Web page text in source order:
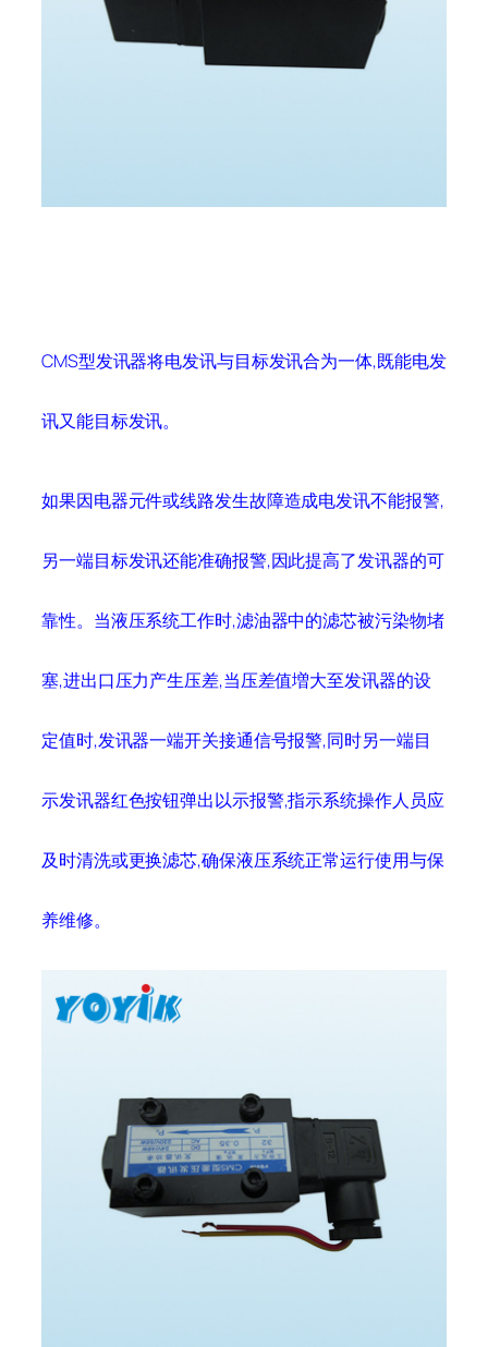
CMS型发讯器将电发讯与目标发讯合为一体,既能电发
讯又能目标发讯。
如果因电器元件或线路发生故障造成电发讯不能报警,
另一端目标发讯还能准确报警,因此提高了发讯器的可
靠性。当液压系统工作时,滤油器中的滤芯被污染物堵
塞,进出口压力产生压差,当压差值増大至发讯器的设
定值时,发讯器一端开关接通信号报警,同时另一端目
示发讯器红色按钮弹出以示报警,指示系统操作人员应
及时清洗或更换滤芯,确保液压系统正常运行使用与保
养维修。